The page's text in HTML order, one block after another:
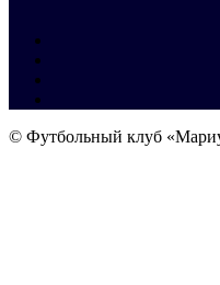
© Футбольный клуб